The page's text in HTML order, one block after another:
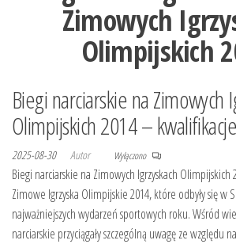
Zimowych
Olimpijskich
Biegi narciarskie na Zimowych
Olimpijskich 2014 – kwalifikacje
2025-08-30 Autor Wyłączono
Biegi narciarskie na Zimowych Igrzyskach Olimpijskich
Zimowe Igrzyska Olimpijskie 2014, które odbyły się w
najważniejszych wydarzeń sportowych roku. Wśród
narciarskie przyciągały szczególną uwagę ze względu